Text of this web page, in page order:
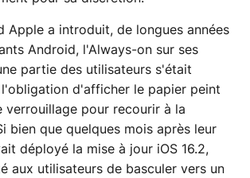
Apple a introduit, de longues années
Android, l'Always-on sur ses
partie des utilisateurs s'était
d'afficher le papier peint
verrouillage pour recourir à la
bien que quelques mois après leur
déployé la mise à jour iOS 16.2,
aux utilisateurs de basculer vers un